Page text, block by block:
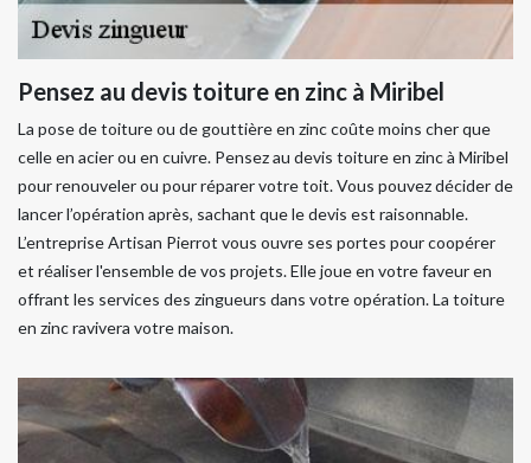
Pensez au devis toiture en zinc à Miribel
La pose de toiture ou de gouttière en zinc coûte moins cher que
celle en acier ou en cuivre. Pensez au devis toiture en zinc à Miribel
pour renouveler ou pour réparer votre toit. Vous pouvez décider de
lancer l’opération après, sachant que le devis est raisonnable.
L’entreprise Artisan Pierrot vous ouvre ses portes pour coopérer
et réaliser l'ensemble de vos projets. Elle joue en votre faveur en
offrant les services des zingueurs dans votre opération. La toiture
en zinc ravivera votre maison.